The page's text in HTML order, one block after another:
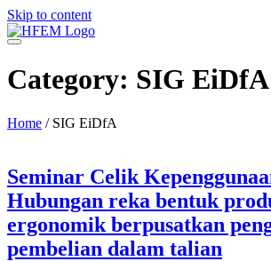
Skip to content
Category: SIG EiDfA
Home / SIG EiDfA
Seminar Celik
Hubungan reka bentuk
ergonomik berpusatkan
pembelian dalam talian